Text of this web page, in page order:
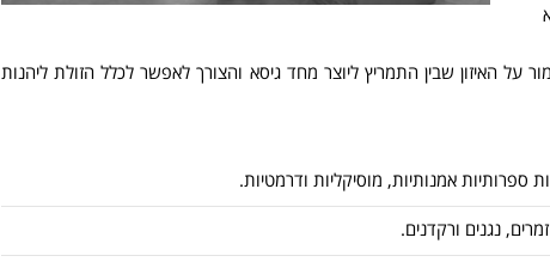
על האיזון שבין התמריץ ליוצר מחד גיסא והצורך לאפשר לכלל הזולת ליהנות
ספרותיות אמנותיות, מוסיקליות ודרמטיות.
נגנים ורקדנים.